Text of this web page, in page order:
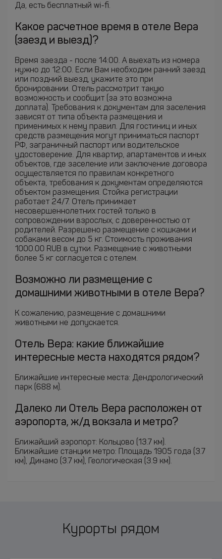
Да, есть бесплатный wi-fi.
Какое расчетное время в отеле Вера
(заезд и выезд)?
Время заезда - после 14:00. А выехать из номера
нужно до 12:00. Если Вам необходим ранний заезд
или поздний выезд, укажите это при
бронировании. Отель рассмотрит такую
возможность и сообщит (за это возможна
доплата). Требования к документам для заселения
зависят от типа объекта размещения и
применимых к нему правил. Для гостиниц и иных
средств размещения могут приниматься паспорт
РФ, заграничный паспорт или водительское
удостоверение. Для квартир, апартаментов и иных
объектов, где заселение или заключение договора
осуществляется по правилам конкретного
объекта, требования к документам определяются
объектом размещения. Стойка регистрации
работает 24/7. Отель принимает
несовершеннолетних гостей только в
сопровождении взрослых, с доверенностью от
родителей. Разрешено размещение с кошками и
собаками весом до 5 кг. Стоимость проживания
1000.00 RUB в сутки. Размещение с животными
более 5 кг согласуется с отелем.
Возможно ли размещение с
домашними животными в отеле Вера?
К сожалению, размещение с домашними
животными не допускается.
Отель Вера: какие ближайшие
интересные места находятся рядом?
Ближайшие интересные места: Дендрологический
парк (688 м).
Далеко ли Отель Вера расположен от
аэропорта, ж/д вокзала и метро?
Ближайший аэропорт: Кольцово (13.7 км).
Ближайшие станции метро: Площадь 1905 года (3.7
км), Динамо (3.7 км), Геологическая (3.9 км).
Курорты рядом